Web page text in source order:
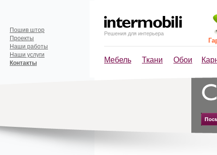
Решения для интерьера
Мебель Ткани Обои
Пошив штор
Проекты
Наши работы
Наши услуги
Контакты